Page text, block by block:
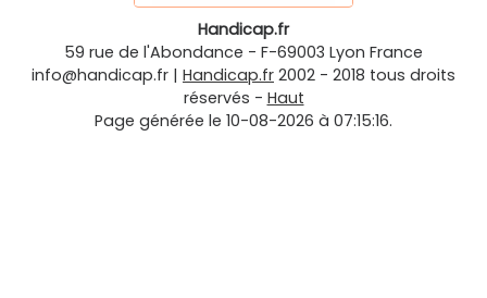
Handicap.fr
59 rue de l'Abondance - F-69003 Lyon France
info@handicap.fr | Handicap.fr 2002 - 2018 tous droits
réservés - Haut
Page générée le 10-08-2026 à 07:15:16.